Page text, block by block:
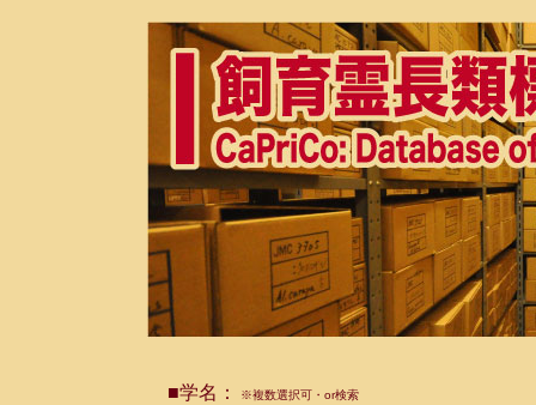
■学名： ※複数選択可・or検索